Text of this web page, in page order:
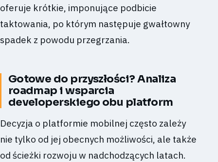
oferuje krótkie, imponujące podbicie
taktowania, po którym następuje gwałtowny
spadek z powodu przegrzania.
Gotowe do przyszłości? Analiza
roadmap i wsparcia
developerskiego obu platform
Decyzja o platformie mobilnej często zależy
nie tylko od jej obecnych możliwości, ale także
od ścieżki rozwoju w nadchodzących latach.